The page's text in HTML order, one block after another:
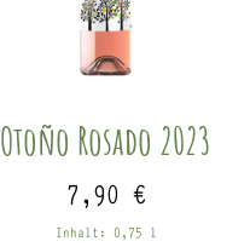
Otoño Rosado 2023
7,90 €
Inhalt: 0,75 l